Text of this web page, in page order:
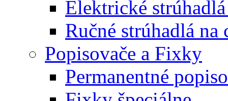
Elektrické
Ručné strúhadlá na
Popisovače a Fixky
Permanentné